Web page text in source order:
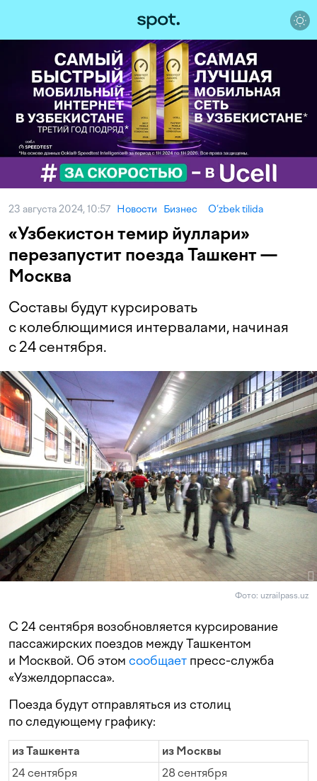
23 августа 2024, 10:57 Новости Бизнес O‘zbek tilida
«Узбекистон темир йуллари»
перезапустит поезда Ташкент —
Москва
Составы будут курсировать
с колеблющимися интервалами, начиная
с 24 сентября.
Фото: uzrailpass.uz
С 24 сентября возобновляется курсирование
пассажирских поездов между Ташкентом
и Москвой. Об этом сообщает пресс-служба
«Узжелдорпасса».
Поезда будут отправляться из столиц
по следующему графику:
из Ташкента
из Москвы
24 сентября
28 сентября